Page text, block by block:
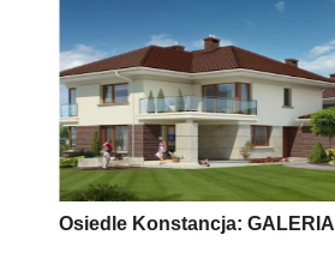
Osiedle Konstancja: GALERIA